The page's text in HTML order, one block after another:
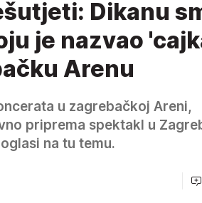
Dikanu
je nazvao
Arenu
u zagrebačkoj Areni,
priprema spektakl u
na tu temu.